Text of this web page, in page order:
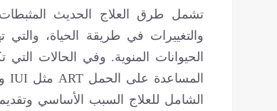
والتغييرات في طريقة الحياة،
الحيوانات المنوية. وفي الحالات التي
الشامل للعلاج السبب الأساسي